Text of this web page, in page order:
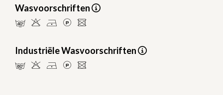
Wasvoorschriften
nHDLU
Industriële Wasvoorschriften
pHDLU